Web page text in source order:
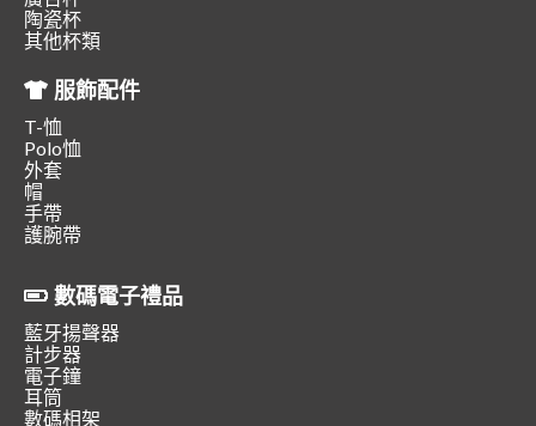
陶瓷杯
其他杯類
服飾配件
T-恤
Polo恤
外套
帽
手帶
護腕帶
數碼電子禮品
藍牙揚聲器
計步器
電子鐘
耳筒
數碼相架